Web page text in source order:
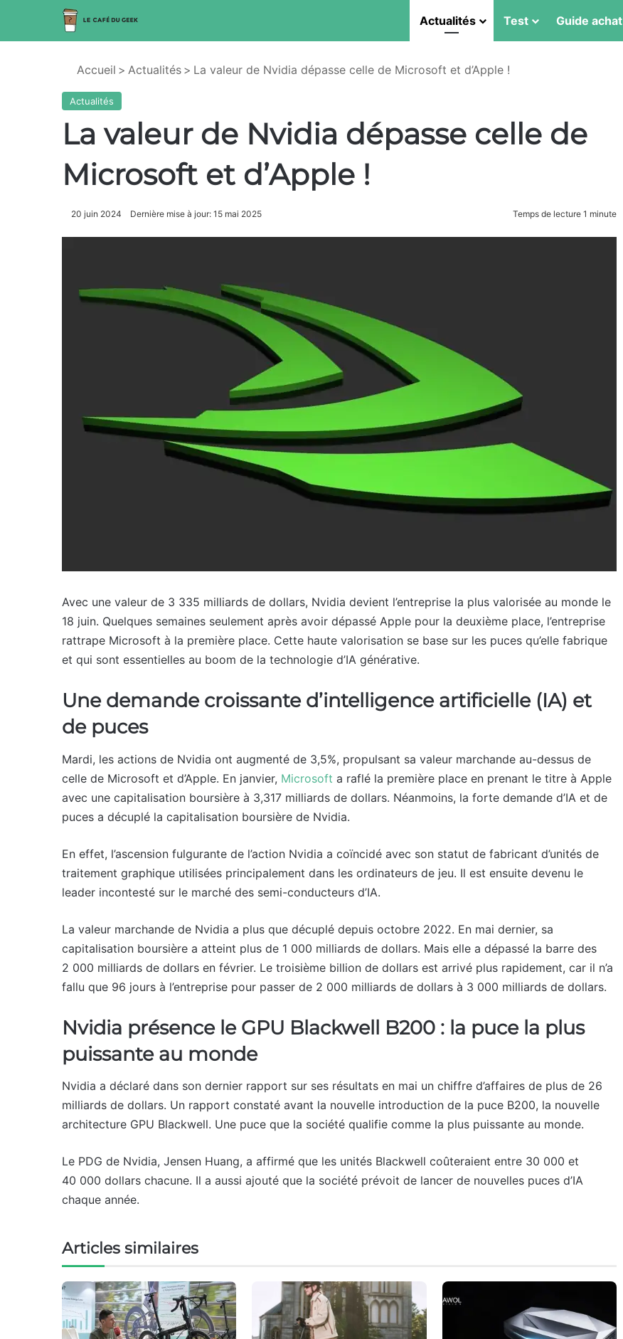
Actualités Test Guide achat
Accueil > Actualités > La valeur de Nvidia dépasse celle de Microsoft et d’Apple !
Actualités
La valeur de Nvidia dépasse celle de
Microsoft et d’Apple !
20 juin 2024 Dernière mise à jour: 15 mai 2025 Temps de lecture 1 minute
Avec une valeur de 3 335 milliards de dollars, Nvidia devient l’entreprise la plus valorisée au monde le
18 juin. Quelques semaines seulement après avoir dépassé Apple pour la deuxième place, l’entreprise
rattrape Microsoft à la première place. Cette haute valorisation se base sur les puces qu’elle fabrique
et qui sont essentielles au boom de la technologie d’IA générative.
Une demande croissante d’intelligence artificielle (IA) et
de puces
Mardi, les actions de Nvidia ont augmenté de 3,5%, propulsant sa valeur marchande au-dessus de
celle de Microsoft et d’Apple. En janvier, Microsoft a raflé la première place en prenant le titre à Apple
avec une capitalisation boursière à 3,317 milliards de dollars. Néanmoins, la forte demande d’IA et de
puces a décuplé la capitalisation boursière de Nvidia.
En effet, l’ascension fulgurante de l’action Nvidia a coïncidé avec son statut de fabricant d’unités de
traitement graphique utilisées principalement dans les ordinateurs de jeu. Il est ensuite devenu le
leader incontesté sur le marché des semi-conducteurs d’IA.
La valeur marchande de Nvidia a plus que décuplé depuis octobre 2022. En mai dernier, sa
capitalisation boursière a atteint plus de 1 000 milliards de dollars. Mais elle a dépassé la barre des
2 000 milliards de dollars en février. Le troisième billion de dollars est arrivé plus rapidement, car il n’a
fallu que 96 jours à l’entreprise pour passer de 2 000 milliards de dollars à 3 000 milliards de dollars.
Nvidia présence le GPU Blackwell B200 : la puce la plus
puissante au monde
Nvidia a déclaré dans son dernier rapport sur ses résultats en mai un chiffre d’affaires de plus de 26
milliards de dollars. Un rapport constaté avant la nouvelle introduction de la puce B200, la nouvelle
architecture GPU Blackwell. Une puce que la société qualifie comme la plus puissante au monde.
Le PDG de Nvidia, Jensen Huang, a affirmé que les unités Blackwell coûteraient entre 30 000 et
40 000 dollars chacune. Il a aussi ajouté que la société prévoit de lancer de nouvelles puces d’IA
chaque année.
Articles similaires